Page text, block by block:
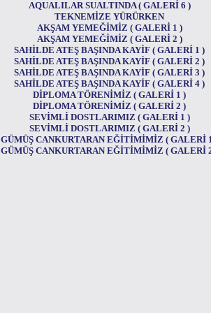
AQUALILAR SUALTINDA ( GALERİ 6 )
TEKNEMİZE YÜRÜRKEN
AKŞAM YEMEĞİMİZ ( GALERİ 1 )
AKŞAM YEMEĞİMİZ ( GALERİ 2 )
SAHİLDE ATEŞ BAŞINDA KAYİF ( GALERİ 1 )
SAHİLDE ATEŞ BAŞINDA KAYİF ( GALERİ 2 )
SAHİLDE ATEŞ BAŞINDA KAYİF ( GALERİ 3 )
SAHİLDE ATEŞ BAŞINDA KAYİF ( GALERİ 4 )
DİPLOMA TÖRENİMİZ ( GALERİ 1 )
DİPLOMA TÖRENİMİZ ( GALERİ 2 )
SEVİMLİ DOSTLARIMIZ ( GALERİ 1 )
SEVİMLİ DOSTLARIMIZ ( GALERİ 2 )
GÜMÜŞ CANKURTARAN EĞİTİMİMİZ ( GALERİ
GÜMÜŞ CANKURTARAN EĞİTİMİMİZ ( GALERİ